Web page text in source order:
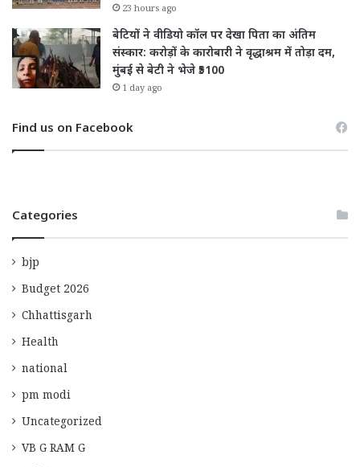
23 hours ago
बेटियों ने वीडियो कॉल पर देखा पिता का अंतिम
संस्कार: करोड़ों के कारोबारी ने वृद्धाश्रम में तोड़ा दम,
मुंबई से बेटी ने भेजे ₹5100
1 day ago
Find us on Facebook
Categories
bjp
Budget 2026
Chhattisgarh
Health
national
pm modi
Uncategorized
VB G RAM G